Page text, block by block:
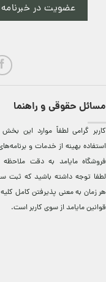
عضویت در خبرنامه
مسائل حقوقی و راهنما
کاربر گرامی لطفاً موارد این
استفاده بهینه از خدمات و
فروشگاه مایامد به دقت ملاحظه
لطفا توجه داشته باشید که ثبت
هر زمان به معنی پذیرفتن کامل کلیه
قوانین مایامداز سوی کاربر است.